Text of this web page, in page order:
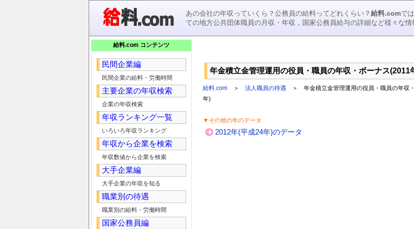
あの会社の年収っていくら？公務員の給料ってどれくらい？給料.comで
ての地方公共団体職員の月収・年収，国家公務員給与の詳細など様々な情
年金積立金管理運用の役員・職員の年収・ボーナス(2011
給料.com ＞ 法人職員の待遇 ＞ 年金積立金管理運用の役員・職員の年収
年)
▼その他の年のデータ
2012年(平成24年)のデータ
給料.com コンテンツ
民間企業編
民間企業の給料・労働時間
主要企業の年収検索
企業の年収検索
年収ランキング一覧
いろいろ年収ランキング
年収から企業を検索
年収数値から企業を検索
大手企業編
大手企業の年収を知る
職業別の待遇
職業別の給料・労働時間
国家公務員編